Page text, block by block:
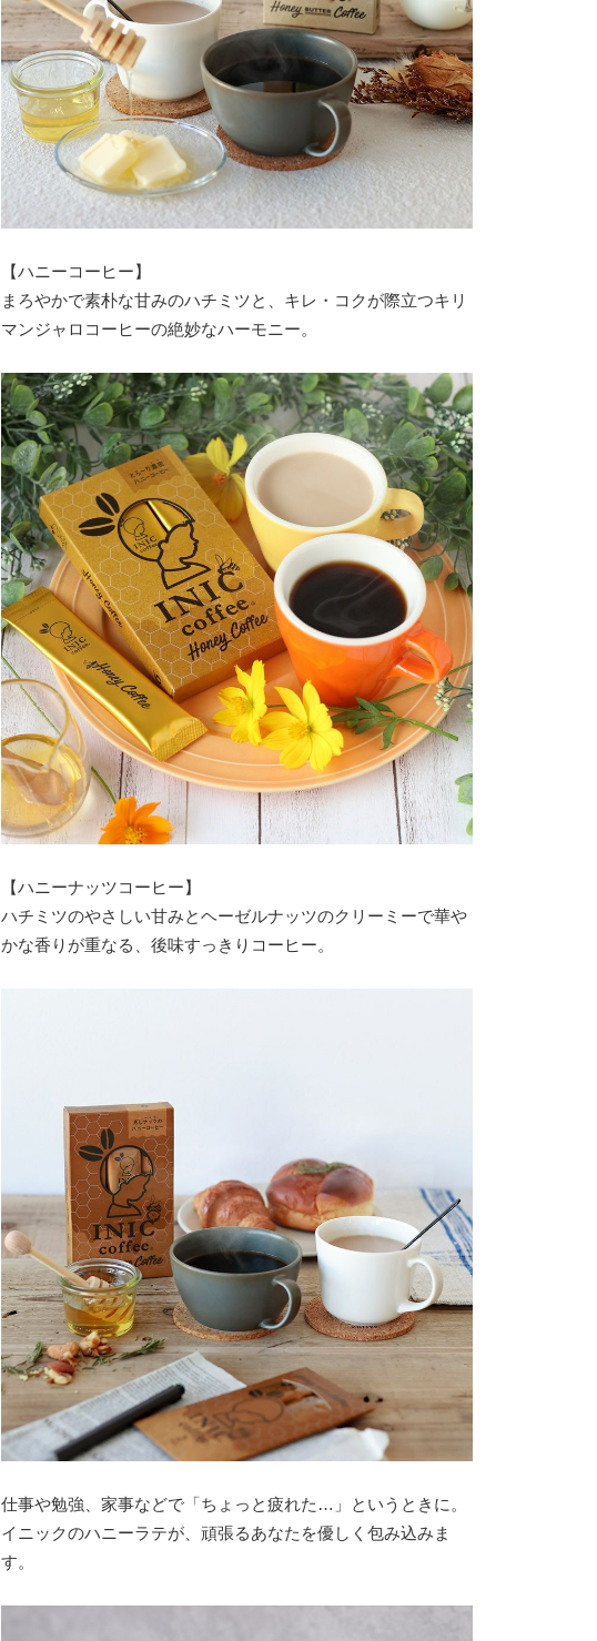
【ハニーコーヒー】
まろやかで素朴な甘みのハチミツと、キレ・コクが際立つキリ
マンジャロコーヒーの絶妙なハーモニー。
【ハニーナッツコーヒー】
ハチミツのやさしい甘みとヘーゼルナッツのクリーミーで華や
かな香りが重なる、後味すっきりコーヒー。
仕事や勉強、家事などで「ちょっと疲れた…」というときに。
イニックのハニーラテが、頑張るあなたを優しく包み込みま
す。